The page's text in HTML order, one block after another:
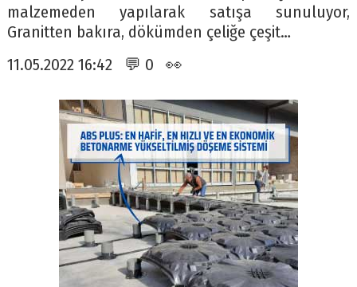
malzemeden yapılarak satışa sunuluyor,
Granitten bakıra, dökümden çeliğe çeşit…
11.05.2022 16:42 💬 0 👀